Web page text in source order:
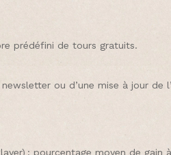
prédéfini de tours gratuits.
ou d’une mise à jour de
: pourcentage moyen de gain